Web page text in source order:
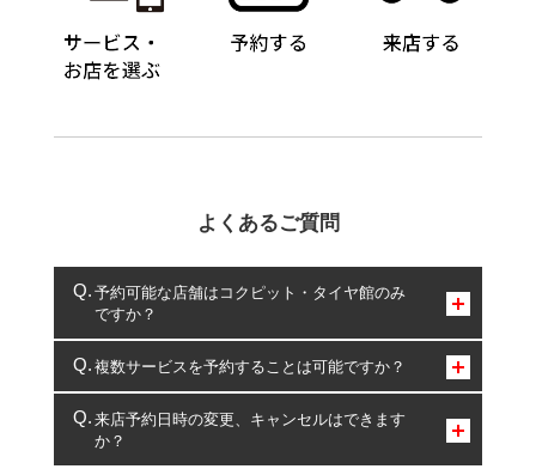
よくあるご質問
予約可能な店舗はコクピット・タイヤ館のみ
ですか？
コクピット・タイヤ館のみとなります。
複数サービスを予約することは可能ですか？
複数サービスのご予約は可能です。
一部の商品・サービスの組み合わせに限り、同時にご予約が
来店予約日時の変更、キャンセルはできます
か？